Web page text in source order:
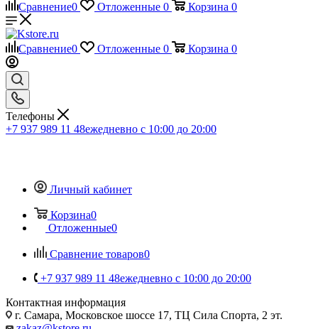
Сравнение0 Отложенные 0 Корзина 0
Сравнение0 Отложенные 0 Корзина 0
Телефоны
+7 937 989 11 48ежедневно с 10:00 до 20:00
Личный кабинет
Корзина0
Отложенные0
Сравнение товаров0
+7 937 989 11 48ежедневно с 10:00 до 20:00
Контактная информация
г. Самара, Московское шоссе 17, ТЦ Сила Спорта, 2 эт.